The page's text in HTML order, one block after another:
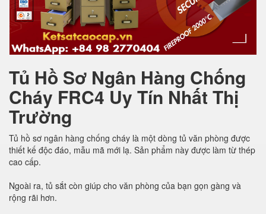
Tủ Hồ Sơ Ngân Hàng Chống
Cháy FRC4 Uy Tín Nhất Thị
Trường
Tủ hồ sơ ngân hàng chống cháy là một dòng tủ văn phòng được
thiết kế độc đáo, mẫu mã mới lạ. Sản phẩm này được làm từ thép
cao cấp.
Ngoài ra, tủ sắt còn giúp cho văn phòng của bạn gọn gàng và
rộng rãi hơn.